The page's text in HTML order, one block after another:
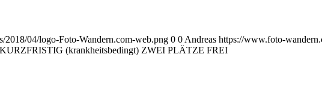
04/logo-Foto-Wandern.com-web.png 0 0 Andreas https://www.foto-
KURZFRISTIG (krankheitsbedingt) ZWEI PLÄTZE FREI